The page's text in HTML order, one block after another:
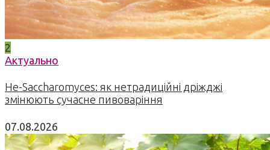
2
Актуально
Не-Saccharomyces: як нетрадиційні дріжджі
змінюють сучасне пивоваріння
07.08.2026